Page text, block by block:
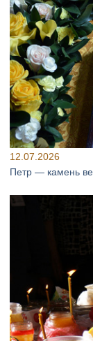
12.07.2026
Петр — камень